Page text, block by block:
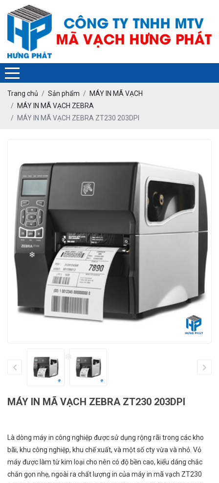
Trang chủ Sản phẩm
MÁY IN MÃ VẠCH
MÁY IN MÃ VẠCH ZEBRA
MÁY IN MÃ VẠCH ZEBRA ZT230 203DPI
MÁY IN MÃ VẠCH ZEBRA ZT230 203DPI
Là dòng máy in công nghiệp được sử dụng rộng rãi trong các kho
bãi, khu công nghiệp, khu chế xuất, và một số cty vừa và nhỏ. Vỏ
máy được làm từ kim loại cho nên có độ bền cao, kiểu dáng chắc
chắn gọn nhẹ, ngoài ra chất lượng in của máy in mã vạch ZT230
❄
❄